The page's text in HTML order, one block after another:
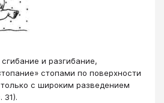
и разгибание,
стопами по поверхности
с широким разведением
31).